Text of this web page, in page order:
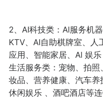
2、AI科技类：Al服务机
KTV、AI自助棋牌室、人
应用、智能家居、Al 娱
生活服务类：宠物、拍
妆品、营养健康、汽车养
休闲娱乐 、酒吧酒店等